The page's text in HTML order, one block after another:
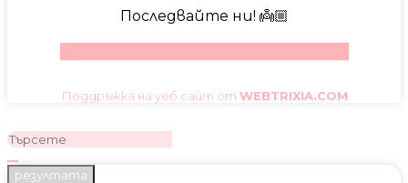
Последвайте ни! 👼🏼
Поддръжка на уеб сайт от WEBTRIXIA.COM
резултата